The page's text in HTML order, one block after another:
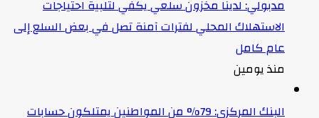
مدبولي: لدينا مخزون سلعي يكفي لتلبية احتياجات
الاستهلاك المحلي لفترات آمنة تصل في بعض السلع إلى
عام كامل
منذ يومين
البنك المركزي: 79% من المواطنين يمتلكون حسابات